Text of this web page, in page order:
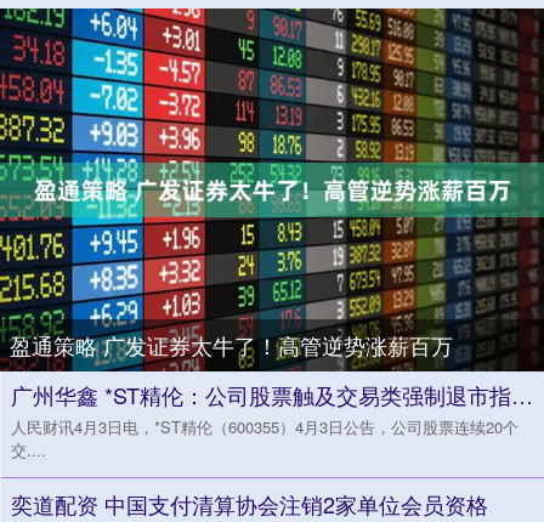
盈通策略 广发证券太牛了！高管逆势涨薪百万
广州华鑫 *ST精伦：公司股票触及交易类强制退市指标 股票停牌
人民财讯4月3日电，*ST精伦（600355）4月3日公告，公司股票连续20个
交....
奕道配资 中国支付清算协会注销2家单位会员资格